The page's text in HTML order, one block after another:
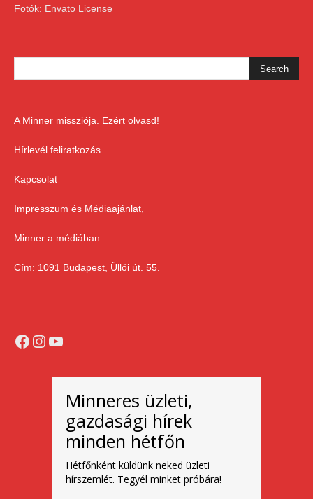
Fotók: Envato License
A Minner missziója. Ezért olvasd!
Hírlevél feliratkozás
Kapcsolat
Impresszum és Médiaajánlat,
Minner a médiában
Cím: 1091 Budapest, Üllői út. 55.
Facebook
Instagram
YouTube
Minneres üzleti,
gazdasági hírek
minden hétfőn
Hétfőnként küldünk neked üzleti
hírszemlét. Tegyél minket próbára!